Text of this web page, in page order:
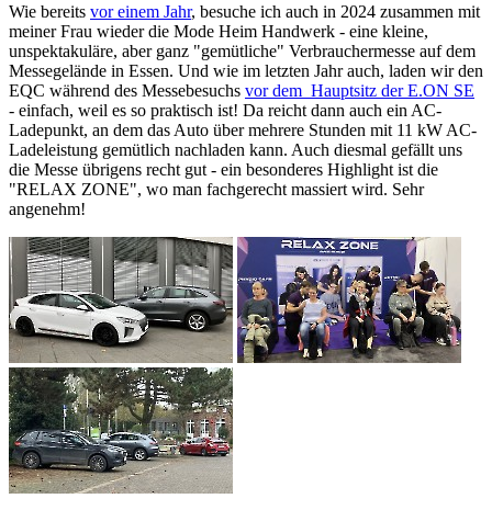
Wie bereits vor einem Jahr, besuche ich auch in 2024 zusammen mit
meiner Frau wieder die Mode Heim Handwerk - eine kleine,
unspektakuläre, aber ganz "gemütliche" Verbrauchermesse auf dem
Messegelände in Essen. Und wie im letzten Jahr auch, laden wir den
EQC während des Messebesuchs vor dem Hauptsitz der E.ON SE
- einfach, weil es so praktisch ist! Da reicht dann auch ein AC-
Ladepunkt, an dem das Auto über mehrere Stunden mit 11 kW AC-
Ladeleistung gemütlich nachladen kann. Auch diesmal gefällt uns
die Messe übrigens recht gut - ein besonderes Highlight ist die
"RELAX ZONE", wo man fachgerecht massiert wird. Sehr
angenehm!